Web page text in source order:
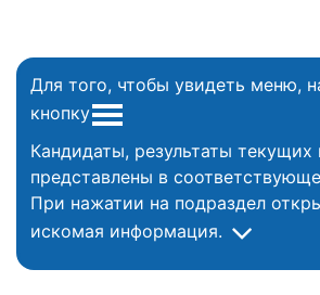
Для того, чтобы увидеть меню,
кнопку
Кандидаты, результаты текущих
представлены в
При нажатии на подраздел
искомая информация.